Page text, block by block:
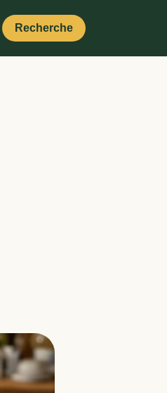
Recherche